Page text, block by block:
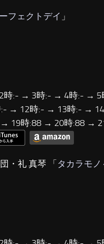
フェクトデイ 」
時:- → 3時:- → 4時:- →
→ 12時:- → 13時:- →
19時:88 → 20時:88 →
・礼 真琴 「 タカラモ